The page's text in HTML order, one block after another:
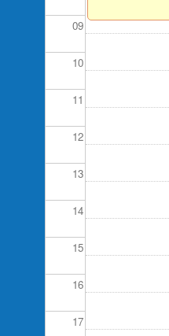
09
10
11
12
13
14
15
16
17